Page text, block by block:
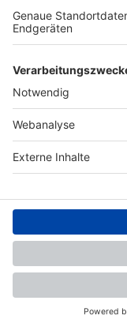
Nutzungsbedingungen